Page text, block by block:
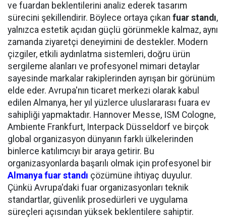
ve fuardan beklentilerini analiz ederek tasarım
sürecini şekillendirir. Böylece ortaya çıkan fuar standı,
yalnızca estetik açıdan güçlü görünmekle kalmaz, aynı
zamanda ziyaretçi deneyimini de destekler. Modern
çizgiler, etkili aydınlatma sistemleri, doğru ürün
sergileme alanları ve profesyonel mimari detaylar
sayesinde markalar rakiplerinden ayrışan bir görünüm
elde eder. Avrupa'nın ticaret merkezi olarak kabul
edilen Almanya, her yıl yüzlerce uluslararası fuara ev
sahipliği yapmaktadır. Hannover Messe, ISM Cologne,
Ambiente Frankfurt, Interpack Düsseldorf ve birçok
global organizasyon dünyanın farklı ülkelerinden
binlerce katılımcıyı bir araya getirir. Bu
organizasyonlarda başarılı olmak için profesyonel bir
Almanya fuar standı çözümüne ihtiyaç duyulur.
Çünkü Avrupa'daki fuar organizasyonları teknik
standartlar, güvenlik prosedürleri ve uygulama
süreçleri açısından yüksek beklentilere sahiptir.